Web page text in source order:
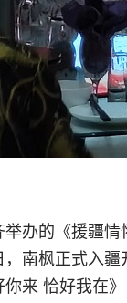
办的《援疆
南枫正式入
来 恰好我在